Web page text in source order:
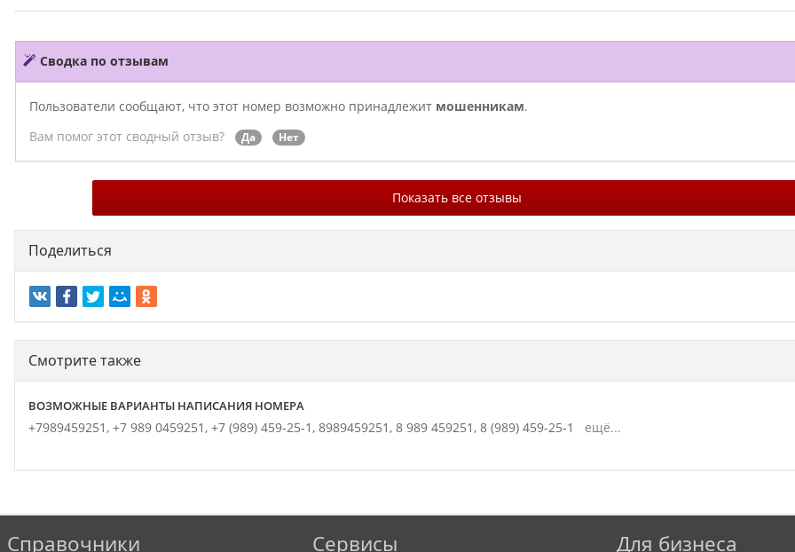
Сводка по отзывам
Пользователи сообщают, что этот номер возможно принадлежит мошенникам.
Вам помог этот сводный отзыв?
Да Нет
Показать все отзывы
Поделиться
Смотрите также
ВОЗМОЖНЫЕ ВАРИАНТЫ НАПИСАНИЯ НОМЕРА
+7989459251, +7 989 0459251, +7 (989) 459-25-1, 8989459251, 8 989 459251, 8 (989) 459-25-1 ещё...
Справочники Сервисы Для бизнеса